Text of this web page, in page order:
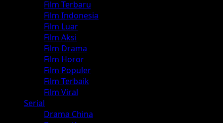
Film Terbaru
Film Indonesia
Film Luar
Film Aksi
Film Drama
Film Horor
Film Populer
Film Terbaik
Film Viral
Serial
Drama China